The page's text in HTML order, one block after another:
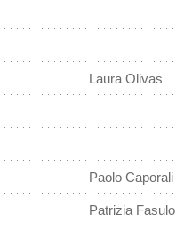
Laura Olivas
Paolo Caporali
Patrizia Fasulo